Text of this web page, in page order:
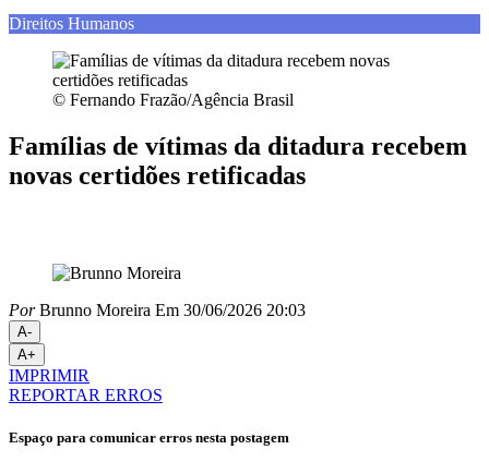
Direitos Humanos
© Fernando Frazão/Agência Brasil
Famílias de vítimas da ditadura recebem
novas certidões retificadas
PorBrunno Moreira Em 30/06/2026 20:03
A-
A+
IMPRIMIR
REPORTAR ERROS
Espaço para comunicar erros nesta postagem